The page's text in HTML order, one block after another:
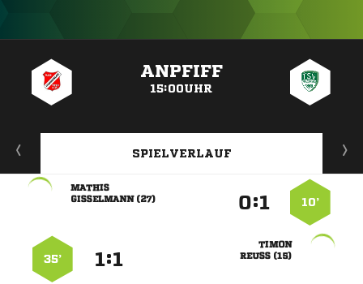
ANPFIFF
15:00UHR
SPIELVERLAUF
10’
:

 

 
:
35’